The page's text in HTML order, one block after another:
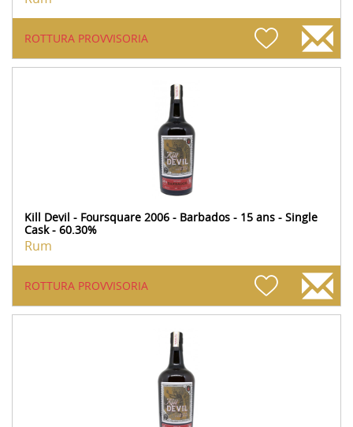
ROTTURA PROVVISORIA
Kill Devil - Foursquare 2006 - Barbados - 15 ans - Single
Cask - 60.30%
Rum
ROTTURA PROVVISORIA